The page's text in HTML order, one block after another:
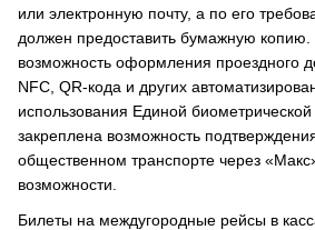
или электронную почту, а по его
должен предоставить бумажную
возможность оформления проездного
NFC, QR-кода и других
использования Единой
закреплена возможность
общественном транспорте через
возможности.
Билеты на междугородные рейсы в